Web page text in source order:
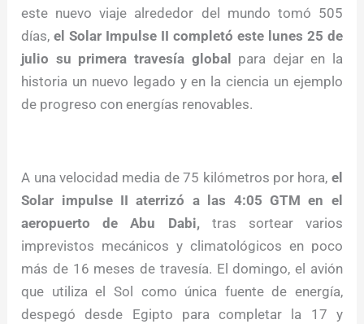
este nuevo viaje alrededor del mundo tomó 505
días,el Solar Impulse II completó este lunes 25 de
julio su primera travesía global para dejar en la
historia un nuevo legado y en la ciencia un ejemplo
de progreso con energías renovables.
A una velocidad media de 75 kilómetros por hora, el
Solar impulse II aterrizó a las 4:05 GTM en el
aeropuerto de Abu Dabi,tras sortear varios
imprevistos mecánicos y climatológicos en poco
más de 16 meses de travesía. El domingo, el avión
que utiliza el Sol como única fuente de energía,
despegó desde Egipto para completar la 17 y